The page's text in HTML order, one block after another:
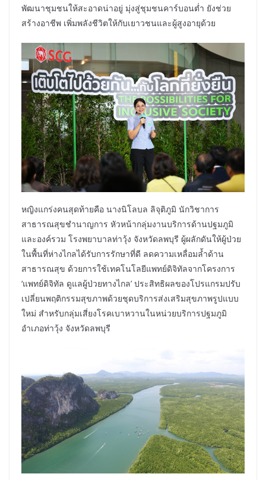
พัฒนาชุมชนให้สะอาดน่าอยู่ มุ่งสู่ชุมชนคาร์บอนต่ำ ยังช่วย
สร้างอาชีพ เพิ่มพลังชีวิตให้กับเยาวชนและผู้สูงอายุด้วย
หญิงแกร่งคนสุดท้ายคือ นางนิโลบล ลิจุติภูมิ นักวิชาการ
สาธารณสุขชำนาญการ หัวหน้ากลุ่มงานบริการด้านปฐมภูมิ
และองค์รวม โรงพยาบาลท่าวุ้ง จังหวัดลพบุรี ผู้ผลักดันให้ผู้ป่วย
ในพื้นที่ห่างไกลได้รับการรักษาที่ดี ลดความเหลื่อมล้ำด้าน
สาธารณสุข ด้วยการใช้เทคโนโลยีแพทย์ดิจิทัลจากโครงการ
‘แพทย์ดิจิทัล ดูแลผู้ป่วยทางไกล’ ประสิทธิผลของโปรแกรมปรับ
เปลี่ยนพฤติกรรมสุขภาพด้วยชุดบริการส่งเสริมสุขภาพรูปแบบ
ใหม่ สำหรับกลุ่มเสี่ยงโรคเบาหวานในหน่วยบริการปฐมภูมิ
อำเภอท่าวุ้ง จังหวัดลพบุรี